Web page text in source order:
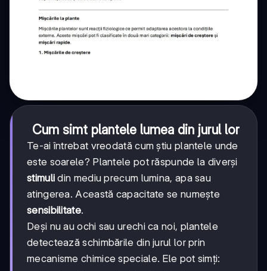
Cum simt plantele lumea din jurul lor
Te-ai întrebat vreodată cum știu plantele unde
este soarele? Plantele pot răspunde la diverși
stimuli din mediu precum lumina, apa sau
atingerea. Această capacitate se numește
sensibilitate.
Deși nu au ochi sau urechi ca noi, plantele
detectează schimbările din jurul lor prin
mecanisme chimice speciale. Ele pot simți: